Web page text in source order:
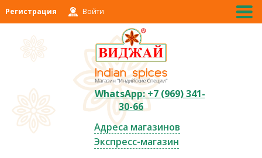
Регистрация Войти
WhatsApp: +7 (969) 341-
30-66
Адреса магазинов
Экспресс-магазин